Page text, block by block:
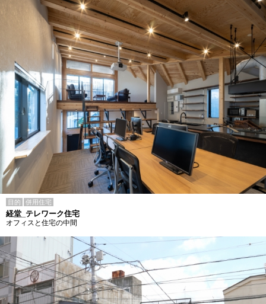
目的 併用住宅
経堂_テレワーク住宅
オフィスと住宅の中間